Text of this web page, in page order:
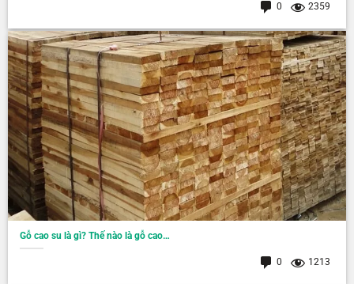
0 2359
Gỗ cao su là gì? Thế nào là gỗ cao…
0 1213